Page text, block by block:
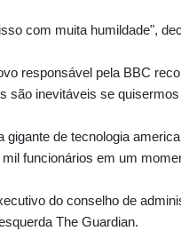
com muita humildade",
responsável pela BBC
são inevitáveis se
de tecnologia
funcionários em um
do conselho de
The Guardian.